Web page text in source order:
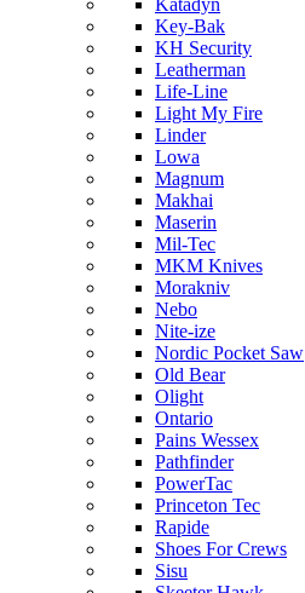
Katadyn
Key-Bak
KH Security
Leatherman
Life-Line
Light My Fire
Linder
Lowa
Magnum
Makhai
Maserin
Mil-Tec
MKM Knives
Morakniv
Nebo
Nite-ize
Nordic Pocket Saw
Old Bear
Olight
Ontario
Pains Wessex
Pathfinder
PowerTac
Princeton Tec
Rapide
Shoes For Crews
Sisu